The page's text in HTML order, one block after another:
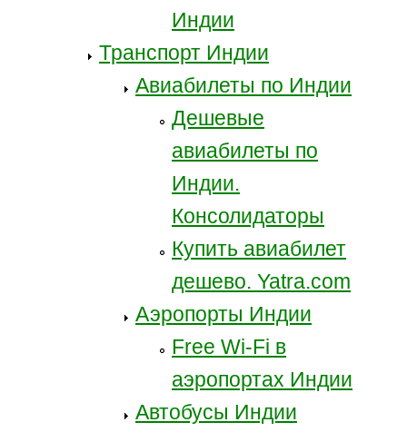
Индии
Транспорт Индии
Авиабилеты по Индии
Дешевые
авиабилеты по
Индии.
Консолидаторы
Купить авиабилет
дешево. Yatra.com
Аэропорты Индии
Free Wi-Fi в
аэропортах Индии
Автобусы Индии